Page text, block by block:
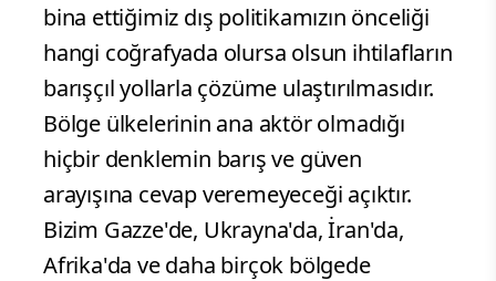
bina ettiğimiz dış politikamızın önceliği
hangi coğrafyada olursa olsun ihtilafların
barışçıl yollarla çözüme ulaştırılmasıdır.
Bölge ülkelerinin ana aktör olmadığı
hiçbir denklemin barış ve güven
arayışına cevap veremeyeceği açıktır.
Bizim Gazze'de, Ukrayna'da, İran'da,
Afrika'da ve daha birçok bölgede